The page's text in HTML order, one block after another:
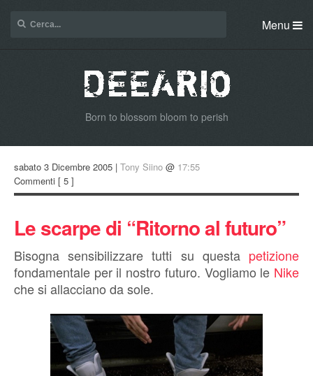
Menu
Born to blossom bloom to perish
sabato 3 Dicembre 2005 | Tony Siino @ 17:55
Commenti [ 5 ]
Le scarpe di “Ritorno al futuro”
Bisogna sensibilizzare tutti su questa petizione
fondamentale per il nostro futuro. Vogliamo le Nike
che si allacciano da sole.